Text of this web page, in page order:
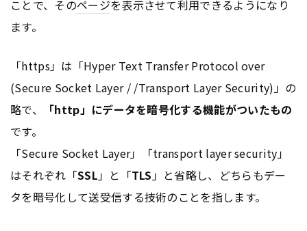
ことで、そのページを表示させて利用できるようになり
ます。
「https」は「Hyper Text Transfer Protocol over
(Secure Socket Layer / /Transport Layer Security)」の
略で、
「http」にデータを暗号化する機能がついたもの
です。
「Secure Socket Layer」「transport layer security」
はそれぞれ「SSL 」と「TLS 」と省略し、どちらもデー
タを暗号化して送受信する技術のことを指します。